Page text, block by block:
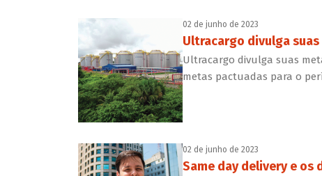
02 de junho de 2023
Ultracargo divulga suas
Ultracargo divulga suas
metas pactuadas para o
02 de junho de 2023
Same day delivery e os